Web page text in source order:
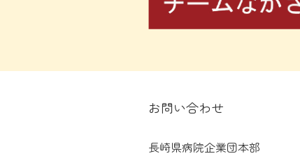
お問い合わせ
長崎県病院企業団本部